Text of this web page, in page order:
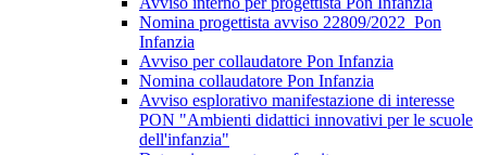
Nomina progettista avviso 22809/2022_Pon
Infanzia
Avviso per collaudatore Pon Infanzia
Nomina collaudatore Pon Infanzia
Avviso esplorativo manifestazione di interesse
PON "Ambienti didattici innovativi per le scuole
dell'infanzia"